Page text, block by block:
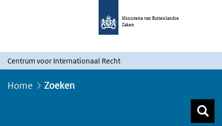
Ministerie van Buitenlandse
Zaken
Centrum voor Internationaal Recht
Home Zoeken